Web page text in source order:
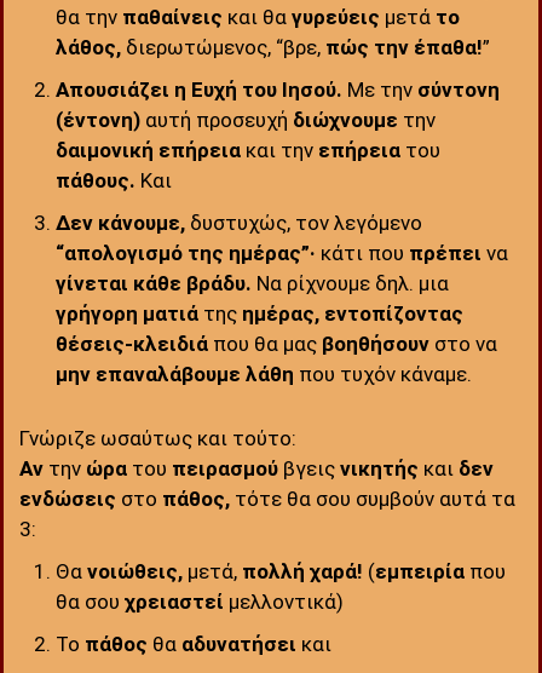
θα την παθαίνεις και θα γυρεύεις μετά το
λάθος, διερωτώμενος, “βρε, πώς την έπαθα!”
Απουσιάζει η Ευχή του Ιησού. Με την σύντονη
(έντονη) αυτή προσευχή διώχνουμε την
δαιμονική επήρεια και την επήρεια του
πάθους. Και
Δεν κάνουμε, δυστυχώς, τον λεγόμενο
“απολογισμό της ημέρας”· κάτι που πρέπει να
γίνεται κάθε βράδυ. Να ρίχνουμε δηλ. μια
γρήγορη ματιά της ημέρας, εντοπίζοντας
θέσεις-κλειδιά που θα μας βοηθήσουν στο να
μην επαναλάβουμε λάθη που τυχόν κάναμε.
Γνώριζε ωσαύτως και τούτο:
Αν την ώρα του πειρασμού βγεις νικητής και δεν
ενδώσεις στο πάθος, τότε θα σου συμβούν αυτά τα
3:
Θα νοιώθεις, μετά, πολλή χαρά! (εμπειρία που
θα σου χρειαστεί μελλοντικά)
Το πάθος θα αδυνατήσει και